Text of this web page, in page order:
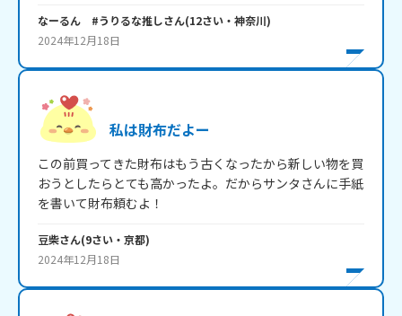
なーるん #うりるな推しさん(12さい・ 神奈川)
2024年12月18日
私は財布だよー
この前買ってきた財布はもう古くなったから新しい物を買
おうとしたらとても高かったよ。だからサンタさんに手紙
を書いて財布頼むよ！
豆柴さん(9さい・ 京都)
2024年12月18日